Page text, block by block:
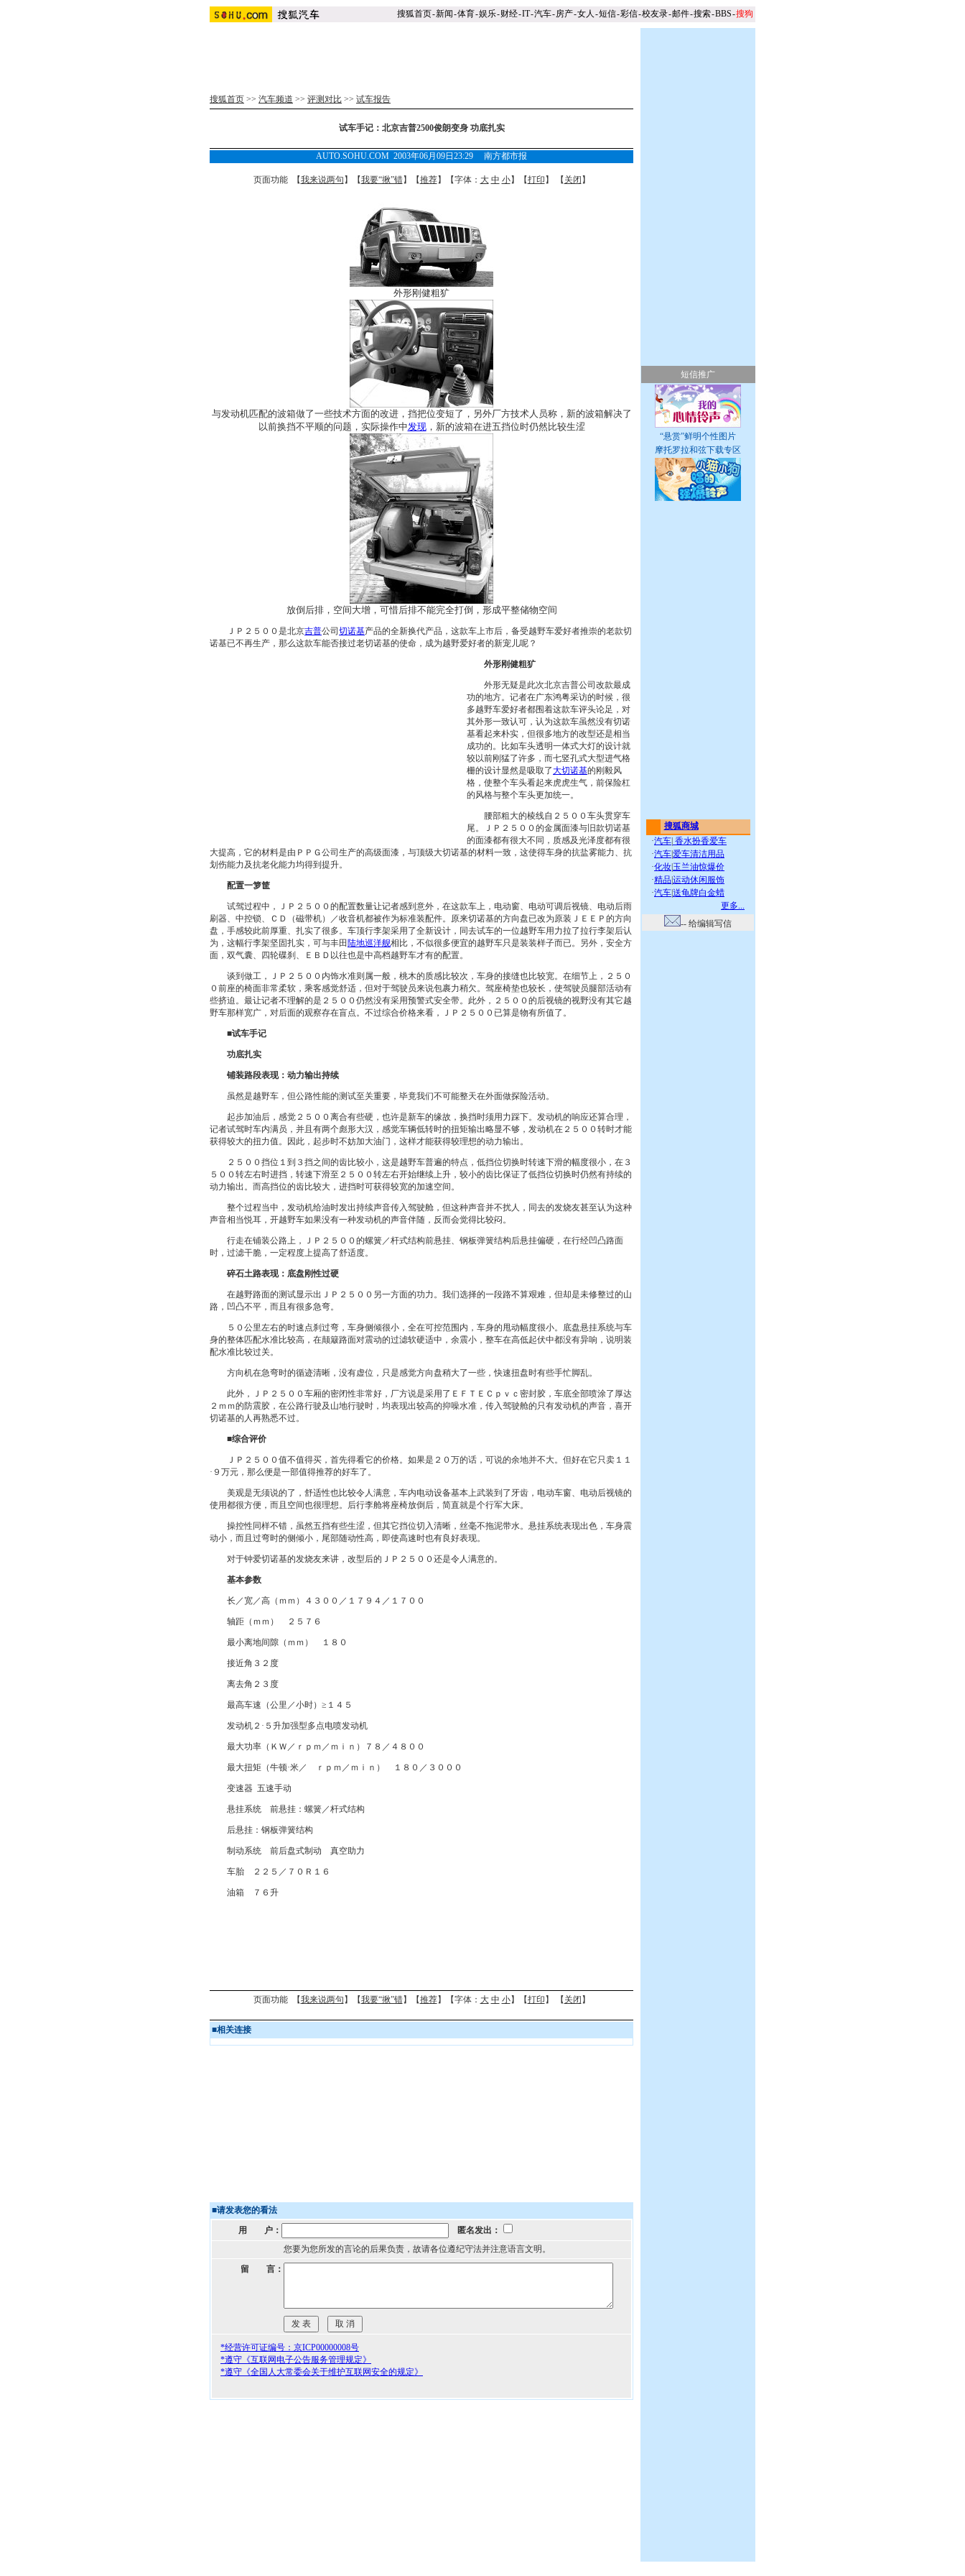
搜狐首页-新闻-体育-娱乐-财经-IT-汽车-房产-女人 -短信-彩信-校友录-邮件-搜索-BBS-搜狗
搜狐首页 >> 汽车频道 >> 评测对比 >> 试车报告
试车手记：北京吉普2500俊朗变身 功底扎实
AUTO.SOHU.COM 2003年06月09日23:29 南方都市报
页面功能 【我来说两句 】【我要“揪”错】【推荐】【字体： 大 中 小】【打印 】 【 关闭 】
外形刚健粗犷
与发动机匹配的波箱做了一些技术方面的改进，挡把位变短了，另外厂方技术人员称，新的波箱解决了
以前换挡不平顺的问题，实际操作中发现，新的波箱在进五挡位时仍然比较生涩
放倒后排，空间大增，可惜后排不能完全打倒，形成平整储物空间
ＪＰ２５００是北京吉普公司 切诺基产品的全新换代产品，这款车上市后，备受越野车爱好者推崇的老款切
诺基已不再生产，那么这款车能否接过老切诺基的使命，成为越野爱好者的新宠儿呢？
外形刚健粗犷
外形无疑是此次北京吉普公司改款最成
功的地方。记者在广东鸿粤采访的时候，很
多越野车爱好者都围着这款车评头论足，对
其外形一致认可，认为这款车虽然没有切诺
基看起来朴实，但很多地方的改型还是相当
成功的。比如车头透明一体式大灯的设计就
较以前刚猛了许多，而七竖孔式大型进气格
栅的设计显然是吸取了大切诺基的刚毅风
格，使整个车头看起来虎虎生气，前保险杠
的风格与整个车头更加统一。
腰部粗大的棱线自２５００车头贯穿车
尾。ＪＰ２５００的金属面漆与旧款切诺基
的面漆都有很大不同，质感及光泽度都有很
大提高，它的材料是由ＰＰＧ公司生产的高级面漆，与顶级大切诺基的材料一致，这使得车身的抗盐雾能力、抗
划伤能力及抗老化能力均得到提升。
配置一箩筐
试驾过程中，ＪＰ２５００的配置数量让记者感到意外，在这款车上，电动窗、电动可调后视镜、电动后雨
刷器、中控锁、ＣＤ（磁带机）／收音机都被作为标准装配件。原来切诺基的方向盘已改为原装ＪＥＥＰ的方向
盘，手感较此前厚重、扎实了很多。车顶行李架采用了全新设计，同去试车的一位越野车用力拉了拉行李架后认
为，这幅行李架坚固扎实，可与丰田 陆地巡洋舰相比，不似很多便宜的越野车只是装装样子而已。另外，安全方
面，双气囊、四轮碟刹、ＥＢＤ以往也是中高档越野车才有的配置。
谈到做工，ＪＰ２５００内饰水准则属一般，桃木的质感比较次，车身的接缝也比较宽。在细节上，２５０
０前座的椅面非常柔软，乘客感觉舒适，但对于驾驶员来说包裹力稍欠。驾座椅垫也较长，使驾驶员腿部活动有
些挤迫。最让记者不理解的是２５００仍然没有采用预警式安全带。此外，２５００的后视镜的视野没有其它越
野车那样宽广，对后面的观察存在盲点。不过综合价格来看，ＪＰ２５００已算是物有所值了。
■试车手记
功底扎实
铺装路段表现：动力输出持续
虽然是越野车，但公路性能的测试至关重要，毕竟我们不可能整天在外面做探险活动。
起步加油后，感觉２５００离合有些硬，也许是新车的缘故，换挡时须用力踩下。发动机的响应还算合理，
记者试驾时车内满员，并且有两个彪形大汉，感觉车辆低转时的扭矩输出略显不够，发动机在２５００转时才能
获得较大的扭力值。因此，起步时不妨加大油门，这样才能获得较理想的动力输出。
２５００挡位１到３挡之间的齿比较小，这是越野车普遍的特点，低挡位切换时转速下滑的幅度很小，在３
５００转左右时进挡，转速下滑至２５００转左右开始继续上升，较小的齿比保证了低挡位切换时仍然有持续的
动力输出。而高挡位的齿比较大，进挡时可获得较宽的加速空间。
整个过程当中，发动机给油时发出持续声音传入驾驶舱，但这种声音并不扰人，同去的发烧友甚至认为这种
声音相当悦耳，开越野车如果没有一种发动机的声音伴随，反而会觉得比较闷。
行走在铺装公路上，ＪＰ２５００的螺簧／杆式结构前悬挂、钢板弹簧结构后悬挂偏硬，在行经凹凸路面
时，过滤干脆，一定程度上提高了舒适度。
碎石土路表现：底盘刚性过硬
在越野路面的测试显示出ＪＰ２５００另一方面的功力。我们选择的一段路不算艰难，但却是未修整过的山
路，凹凸不平，而且有很多急弯。
５０公里左右的时速点刹过弯，车身侧倾很小，全在可控范围内，车身的甩动幅度很小。底盘悬挂系统与车
身的整体匹配水准比较高，在颠簸路面对震动的过滤软硬适中，余震小，整车在高低起伏中都没有异响，说明装
配水准比较过关。
方向机在急弯时的循迹清晰，没有虚位，只是感觉方向盘稍大了一些，快速扭盘时有些手忙脚乱。
此外，ＪＰ２５００车厢的密闭性非常好，厂方说是采用了ＥＦＴＥＣｐｖｃ密封胶，车底全部喷涂了厚达
２ｍｍ的防震胶，在公路行驶及山地行驶时，均表现出较高的抑噪水准，传入驾驶舱的只有发动机的声音，喜开
切诺基的人再熟悉不过。
■综合评价
ＪＰ２５００值不值得买，首先得看它的价格。如果是２０万的话，可说的余地并不大。但好在它只卖１１
·９万元，那么便是一部值得推荐的好车了。
美观是无须说的了，舒适性也比较令人满意，车内电动设备基本上武装到了牙齿，电动车窗、电动后视镜的
使用都很方便，而且空间也很理想。后行李舱将座椅放倒后，简直就是个行军大床。
操控性同样不错，虽然五挡有些生涩，但其它挡位切入清晰，丝毫不拖泥带水。悬挂系统表现出色，车身震
动小，而且过弯时的侧倾小，尾部随动性高，即使高速时也有良好表现。
对于钟爱切诺基的发烧友来讲，改型后的ＪＰ２５００还是令人满意的。
基本参数
长／宽／高（ｍｍ）４３００／１７９４／１７００
轴距（ｍｍ） ２５７６
最小离地间隙（ｍｍ） １８０
接近角３２度
离去角２３度
最高车速（公里／小时）≥１４５
发动机２·５升加强型多点电喷发动机
最大功率（ＫＷ／ｒｐｍ／ｍｉｎ）７８／４８００
最大扭矩（牛顿·米／ ｒｐｍ／ｍｉｎ） １８０／３０００
变速器 五速手动
悬挂系统 前悬挂：螺簧／杆式结构
后悬挂：钢板弹簧结构
制动系统 前后盘式制动 真空助力
车胎 ２２５／７０Ｒ１６
油箱 ７６升
页面功能 【我来说两句 】【我要“揪”错】【推荐】【字体： 大 中 小】【打印 】 【 关闭 】
■相关连接
■请发表您的看法
用 户：
匿名发出：
您要为您所发的言论的后果负责，故请各位遵纪守法并注意语言文明。
留 言：
*经营许可证编号：京ICP00000008号
*遵守《互联网电子公告服务管理规定》
*遵守《全国人大常委会关于维护互联网安全的规定》
短信推广
“悬赏”鲜明个性图片
摩托罗拉和弦下载专区
搜狐商城
·汽车 香水扮香爱车
·汽车爱车清洁用品
·化妆 玉兰油惊爆价
·精品运动休闲服饰
·汽车送龟牌白金蜡
更多...
-- 给编辑写信